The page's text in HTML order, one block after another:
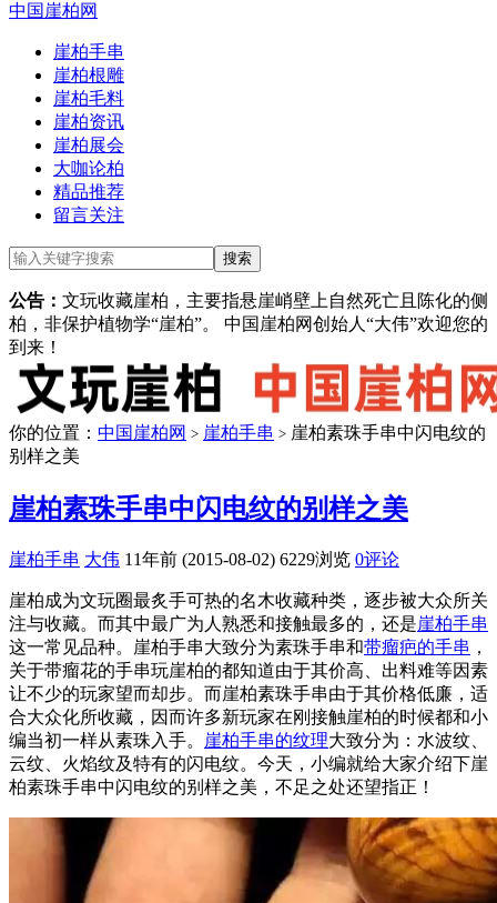
中国崖柏网
崖柏手串
崖柏根雕
崖柏毛料
崖柏资讯
崖柏展会
大咖论柏
精品推荐
留言关注
公告： 文玩收藏崖柏，主要指悬崖峭壁上自然死亡且陈化的侧
柏，非保护植物学“崖柏”。 中国崖柏网创始人“大伟”欢迎您的
到来！
你的位置： 中国崖柏网 > 崖柏手串 > 崖柏素珠手串中闪电纹的
别样之美
崖柏素珠手串中闪电纹的别样之美
崖柏手串 大伟 11年前 (2015-08-02) 6229浏览 0评论
崖柏成为文玩圈最炙手可热的名木收藏种类，逐步被大众所关
注与收藏。而其中最广为人熟悉和接触最多的，还是崖柏手串
这一常见品种。崖柏手串大致分为素珠手串和带瘤疤的手串 ，
关于带瘤花的手串玩崖柏的都知道由于其价高、出料难等因素
让不少的玩家望而却步。而崖柏素珠手串由于其价格低廉，适
合大众化所收藏，因而许多新玩家在刚接触崖柏的时候都和小
编当初一样从素珠入手。
崖柏手串的纹理大致分为：水波纹、
云纹、火焰纹及特有的闪电纹。今天，小编就给大家介绍下崖
柏素珠手串中闪电纹的别样之美，不足之处还望指正！